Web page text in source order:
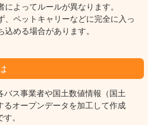
によってルールが異なります。
、ペットキャリーなどに完全に入っ
める場合があります。
バス事業者や国土数値情報（国土
るオープンデータを加工して作成
。